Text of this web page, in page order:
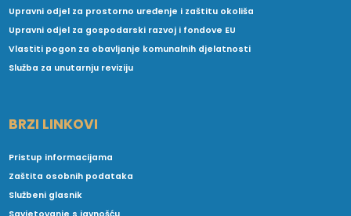
Upravni odjel za prostorno uređenje i zaštitu okoliša
Upravni odjel za gospodarski razvoj i fondove EU
Vlastiti pogon za obavljanje komunalnih djelatnosti
Služba za unutarnju reviziju
BRZI LINKOVI
Pristup informacijama
Zaštita osobnih podataka
Službeni glasnik